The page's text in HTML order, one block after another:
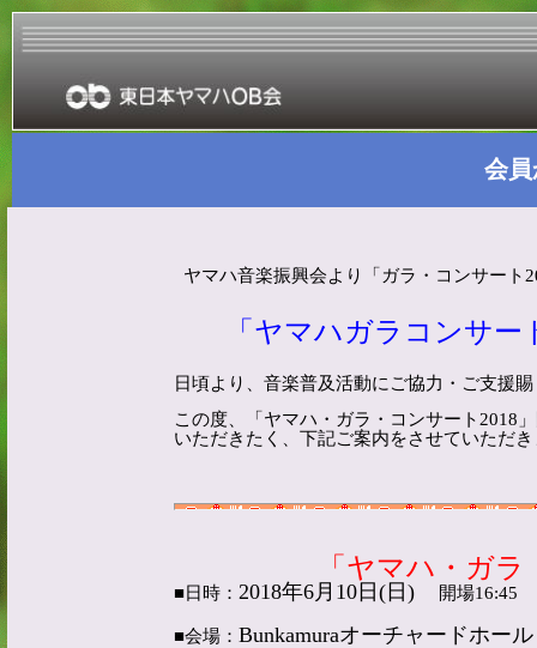
会
ヤマハ音楽振興会より「ガラ・コンサート
「ヤマハガラコンサ
日頃より、音楽普及活動にご協力・ご支援
この度、「ヤマハ・ガラ・コンサート2018
いただきたく、下記ご案内をさせていただ
「ヤマハ・ガラ・コ
■日時： 2018年6月 10日 (日 ) 開場16:45
■会場： Bunkamuraオーチャードホー